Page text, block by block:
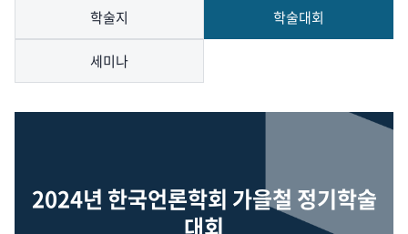
학술지 학술대회
세미나
2024년 한국언론학회 가을철 정기학술
대회